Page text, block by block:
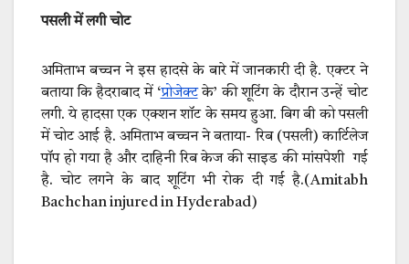
पसली में लगी चोट
अमिताभ बच्चन ने इस हादसे के बारे में जानकारी दी है. एक्टर ने
बताया कि हैदराबाद में ‘प्रोजेक्टके’ की शूटिंग के दौरान उन्हें चोट
लगी. ये हादसा एक एक्शन शॉट के समय हुआ. बिग बी को पसली
में चोट आई है. अमिताभ बच्चन ने बताया- रिब (पसली) कार्टिलेज
पॉप हो गया है और दाहिनी रिब केज की साइड की मांसपेशी गई
है. चोट लगने के बाद शूटिंग भी रोक दी गई है.(Amitabh
Bachchan injured in Hyderabad)